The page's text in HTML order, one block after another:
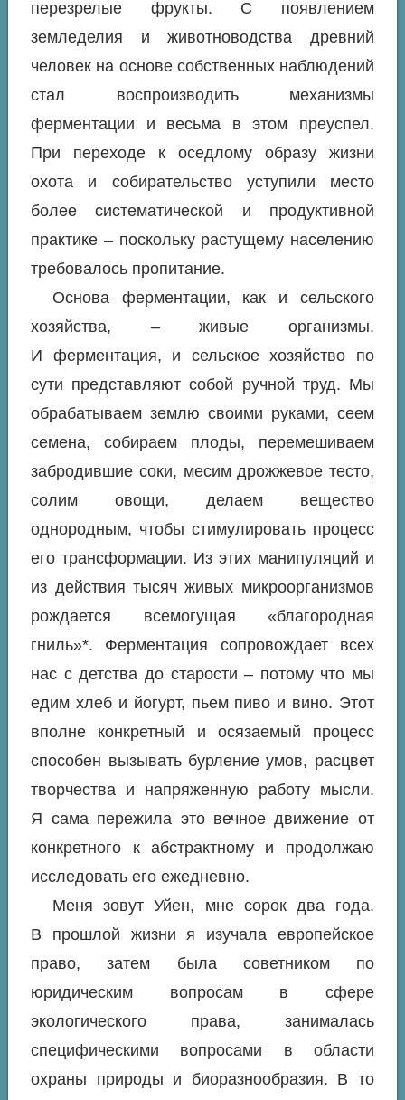
перезрелые фрукты. С появлением
земледелия и животноводства древний
человек на основе собственных наблюдений
стал воспроизводить механизмы
ферментации и весьма в этом преуспел.
При переходе к оседлому образу жизни
охота и собирательство уступили место
более систематической и продуктивной
практике – поскольку растущему населению
требовалось пропитание.
Основа ферментации, как и сельского
хозяйства, – живые организмы.
И ферментация, и сельское хозяйство по
сути представляют собой ручной труд. Мы
обрабатываем землю своими руками, сеем
семена, собираем плоды, перемешиваем
забродившие соки, месим дрожжевое тесто,
солим овощи, делаем вещество
однородным, чтобы стимулировать процесс
его трансформации. Из этих манипуляций и
из действия тысяч живых микроорганизмов
рождается всемогущая «благородная
гниль»*. Ферментация сопровождает всех
нас с детства до старости – потому что мы
едим хлеб и йогурт, пьем пиво и вино. Этот
вполне конкретный и осязаемый процесс
способен вызывать бурление умов, расцвет
творчества и напряженную работу мысли.
Я сама пережила это вечное движение от
конкретного к абстрактному и продолжаю
исследовать его ежедневно.
Меня зовут Уйен, мне сорок два года.
В прошлой жизни я изучала европейское
право, затем была советником по
юридическим вопросам в сфере
экологического права, занималась
специфическими вопросами в области
охраны природы и биоразнообразия. В то